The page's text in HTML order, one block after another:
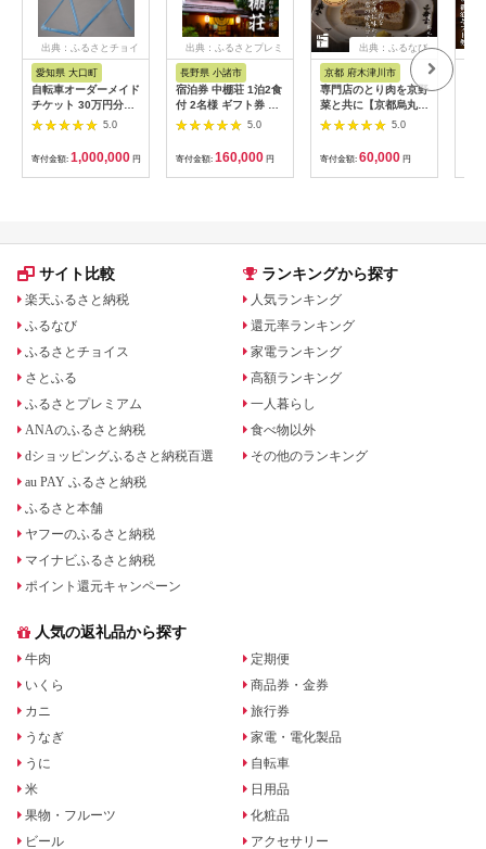
出典：ふるさとチョイ
愛知県 大口町
自転車オーダーメイド
チケット 30万円分
【1360365】
5.0
寄付金額: 1,000,000 円
出典：ふるさとプレミ
長野県 小諸市
宿泊券 中棚荘 1泊2食
付 2名様 ギフト券 チ
ケット 券 宿泊 旅行
5.0
寄付金額: 160,000 円
出典：ふるなび
京都 府木津川市
専門店のとり肉を京野
菜と共に【京都烏丸御
池】で味わう2名様焼
鳥コースお食事券
5.0
寄付金額: 60,000 円
サイト比較
楽天ふるさと納税
ふるなび
ふるさとチョイス
さとふる
ふるさとプレミアム
ANAのふるさと納税
dショッピングふるさと納税百選
au PAY ふるさと納税
ふるさと本舗
ヤフーのふるさと納税
マイナビふるさと納税
ポイント還元キャンペーン
ランキングから探す
人気ランキング
還元率ランキング
家電ランキング
高額ランキング
一人暮らし
食べ物以外
その他のランキング
人気の返礼品から探す
牛肉
いくら
カニ
うなぎ
うに
米
果物・フルーツ
ビール
定期便
商品券・金券
旅行券
家電・電化製品
自転車
日用品
化粧品
アクセサリー